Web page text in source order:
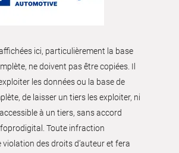
ici, particulièrement la base
ne doivent pas être copiées. Il
les données ou la base de
de laisser un tiers les exploiter, ni
à un tiers, sans accord
Toute infraction
des droits d’auteur et fera